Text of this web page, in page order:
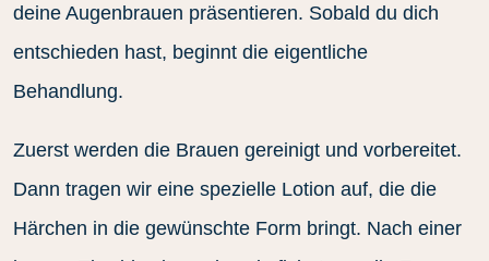
deine Augenbrauen präsentieren. Sobald du dich
entschieden hast, beginnt die eigentliche
Behandlung.
Zuerst werden die Brauen gereinigt und vorbereitet.
Dann tragen wir eine spezielle Lotion auf, die die
Härchen in die gewünschte Form bringt. Nach einer